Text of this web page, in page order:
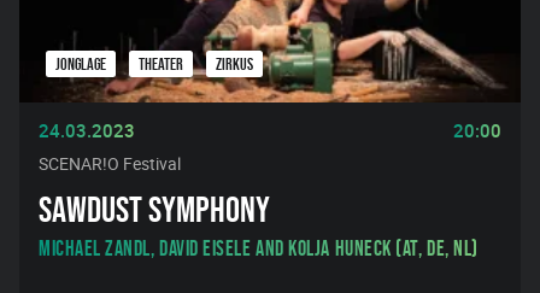
JONGLAGE THEATER ZIRKUS
24.03.2023 20:00
SCENAR!O Festival
SAWDUST SYMPHONY
Michael Zandl, David Eisele and Kolja Huneck (AT, DE, NL)